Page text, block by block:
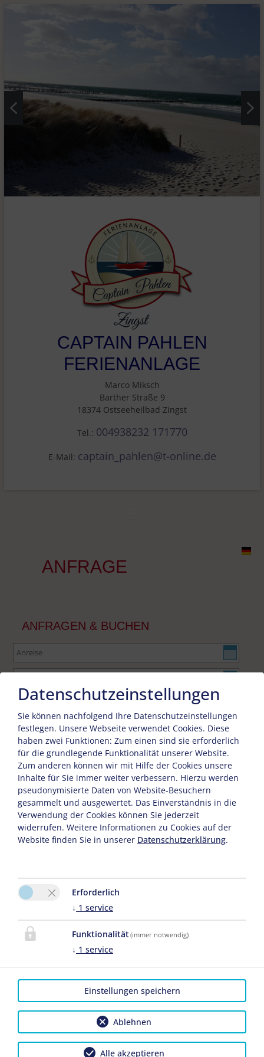
CAPTAIN PAHLEN
FERIENANLAGE
Marco Miksch
Barther Straße 9
18374 Ostseeheilbad Zingst
Tel.: 004938232 171770
E-Mail: captain_pahlen@t-online.de
ANFRAGE
ANFRAGEN & BUCHEN
KONTAKT CAPTAIN PAHLEN
FERIENANLAGE
Bitte aktivieren Sie in den Cookie Einstellungen die Option
"Funktionalität" für die korrekte Map-Darstellung
Cookie Einstellungen
Datenschutzeinstellungen
Sie können nachfolgend Ihre Datenschutzeinstellungen
festlegen. Unsere Webseite verwendet Cookies. Diese
haben zwei Funktionen: Zum einen sind sie erforderlich
für die grundlegende Funktionalität unserer Website.
Zum anderen können wir mit Hilfe der Cookies unsere
Inhalte für Sie immer weiter verbessern. Hierzu werden
pseudonymisierte Daten von Website-Besuchern
gesammelt und ausgewertet. Das Einverständnis in die
Verwendung der Cookies können Sie jederzeit
widerrufen. Weitere Informationen zu Cookies auf der
Website finden Sie in unserer Datenschutzerklärung.
Erforderlich
↓ 1 service
Funktionalität(immer notwendig)
↓ 1 service
Ablehnen
Einstellungen speichern
Alle akzeptieren